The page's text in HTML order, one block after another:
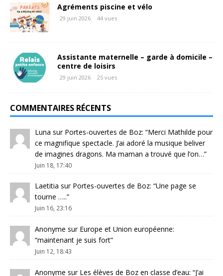
Agréments piscine et vélo
29 juin 2026 44 vues
Assistante maternelle – garde à domicile –
centre de loisirs
29 juin 2026 25 vues
COMMENTAIRES RÉCENTS
Luna sur Portes-ouvertes de Boz: “Merci Mathilde pour
ce magnifique spectacle. J’ai adoré la musique beliver
de imagines dragons. Ma maman a trouvé que l’on…”
Juin 18, 17:40
Laetitia sur Portes-ouvertes de Boz: “Une page se
tourne …..”
Juin 16, 23:16
Anonyme sur Europe et Union européenne:
“maintenant je suis fort”
Juin 12, 18:43
Anonyme sur Les élèves de Boz en classe d’eau: “J’ai